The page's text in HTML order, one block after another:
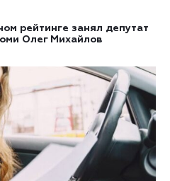
рейтинге занял депутат
Олег Михайлов